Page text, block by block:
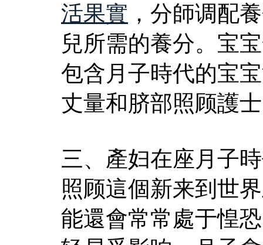
活果實 ，分師调配
兒所需的養分。宝
包含月子時代的宝
丈量和脐部照顾護
三、產妇在座月子
照顾這個新来到世
能還會常常處于惶